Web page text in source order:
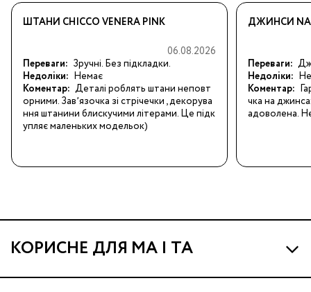
ШТАНИ CHICCO VENERA PINK
06.08.2026
Переваги: Зручні. Без підкладки.
Недоліки: Немає
Коментар: Деталі роблять штани неповт
орними. Завʼязочка зі стрічечки , декорува
ння штанини блискучими літерами. Це підк
упляє маленьких модельок)
ДЖИНСИ
Переваги:
Недоліки:
Коментар:
чка на
адоволена.
КОРИСНЕ ДЛЯ МА І ТА
Про МА та Маминих Асистентів